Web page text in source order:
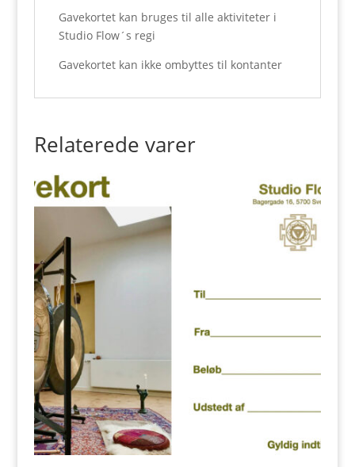
Gavekortet kan bruges til alle aktiviteter i
Studio Flow´s regi
Gavekortet kan ikke ombyttes til kontanter
Relaterede varer